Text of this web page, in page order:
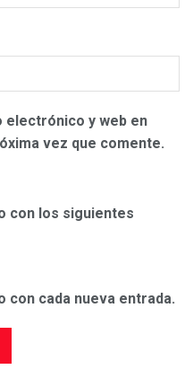
electrónico y web en
vez que comente.
con los siguientes
cada nueva entrada.